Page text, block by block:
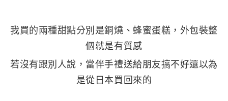
我買的兩種甜點分別是銅燒、蜂蜜蛋糕，外包裝整
個就是有質感
若沒有跟別人說，當伴手禮送給朋友搞不好還以為
是從日本買回來的